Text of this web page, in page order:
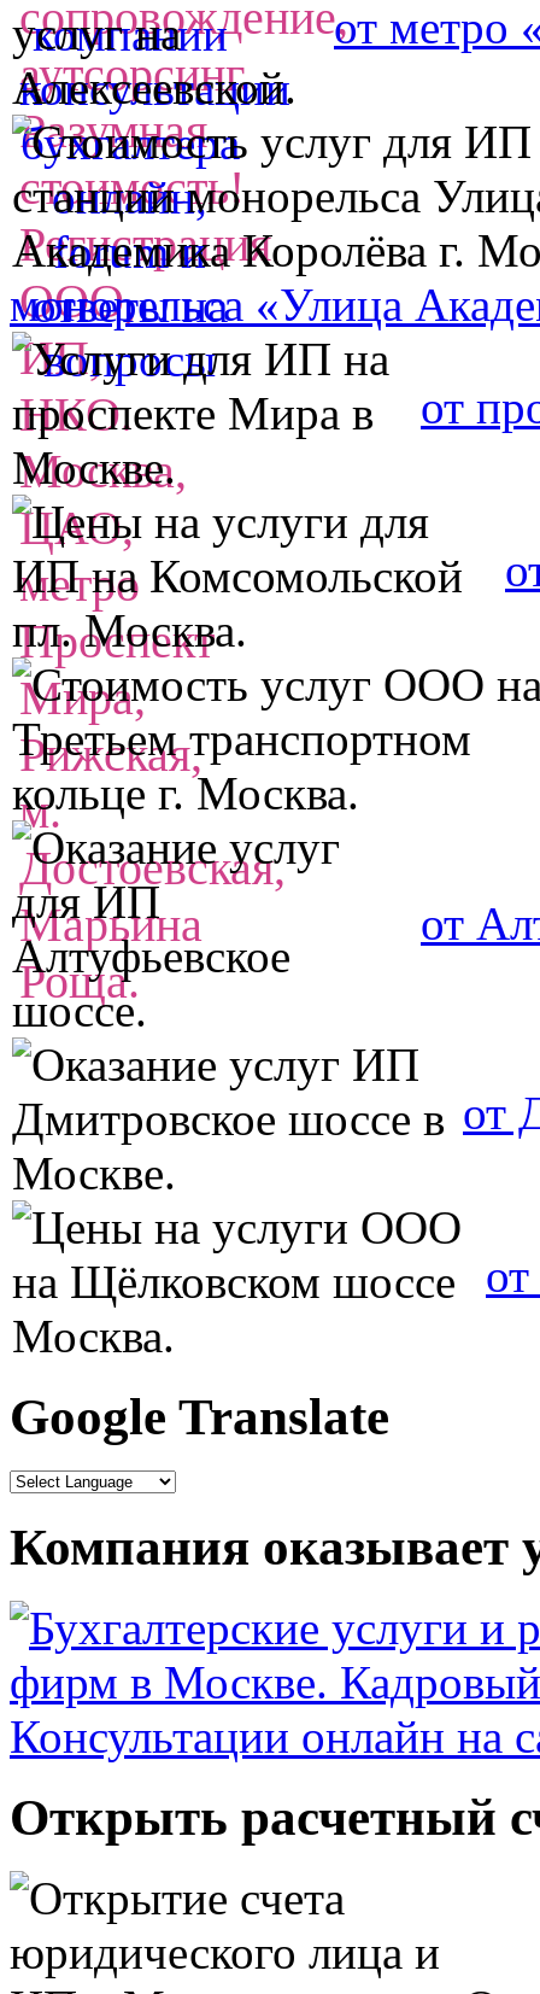
от метро
монорельса «Улица
от
от
от
Google Translate
Компания оказывает
Открыть расчетный